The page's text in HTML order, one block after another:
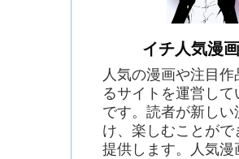
イチ人気漫
人気の漫画や注目作
るサイトを運営して
です。読者が新しい
け、楽しむことがで
提供します。人気漫